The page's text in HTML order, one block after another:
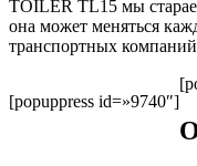
TOILER TL15 мы
она может меняться
транспортных
[popuppress id=»9740″]